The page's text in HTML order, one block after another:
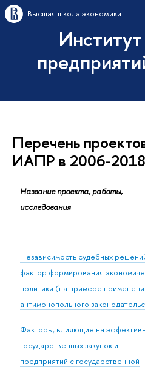
Высшая школа экономики
Перечень
ИАПР в 2006-2018
Название проекта, работы,
исследования
Независимость судебных
фактор формирования
политики (на примере
антимонопольного
Факторы, влияющие на
государственных закупок и
предприятий с государственной